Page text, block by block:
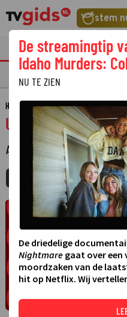
stem
tvgids
HOME GIDS UNDERCOVER BOSS
Undercover boss
AMUSEMENT ·
MIJNGIDS AGENDA
De streamingtip
Idaho Murders:
NU TE ZIEN
De driedelige
Nightmare gaat over een
moordzaken van de
hit op Netflix. Wij